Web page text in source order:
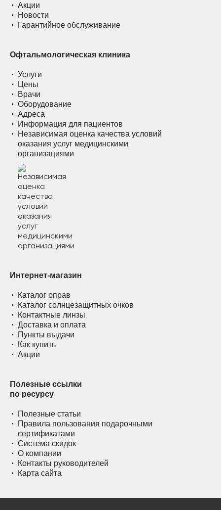
Акции
Новости
Гарантийное обслуживание
Офтальмологическая клиника
Услуги
Цены
Врачи
Оборудование
Адреса
Информация для пациентов
Независимая оценка качества условий
оказания услуг медицинскими
организациями
Интернет-магазин
Каталог оправ
Каталог солнцезащитных очков
Контактные линзы
Доставка и оплата
Пункты выдачи
Как купить
Акции
Полезные ссылки
по ресурсу
Полезные статьи
Правила пользования подарочными
сертификатами
Система скидок
О компании
Контакты руководителей
Карта сайта